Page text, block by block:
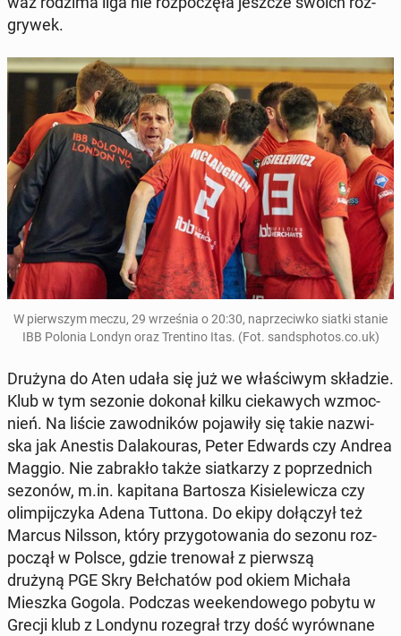
gry­wek.
W pierw­szym meczu, 29 wrze­śnia o 20:30, na­prze­ciw­ko siatki stanie
IBB Polonia Londyn oraz Tren­ti­no Itas. (Fot. sand­spho­tos.co.uk)
Drużyna do Aten udała się już we wła­ści­wym skła­dzie.
Klub w tym sezonie dokonał kilku cie­ka­wych wzmoc­
nień. Na liście za­wod­ni­ków po­ja­wi­ły się takie na­zwi­
ska jak Anestis Da­la­ko­uras, Peter Edwards czy Andrea
Maggio. Nie za­bra­kło także siat­ka­rzy z po­przed­nich
sezonów, m.in. ka­pi­ta­na Bar­to­sza Ki­sie­le­wi­cza czy
olim­pij­czy­ka Adena Tuttona. Do ekipy do­łą­czył też
Marcus Nilsson, który przy­go­to­wa­nia do sezonu roz­
po­czął w Polsce, gdzie tre­no­wał z pierw­szą
drużyną PGE Skry Beł­cha­tów pod okiem Michała
Mieszka Gogola. Podczas week­en­do­we­go pobytu w
Grecji klub z Londynu ro­ze­grał trzy dość wy­rów­na­ne